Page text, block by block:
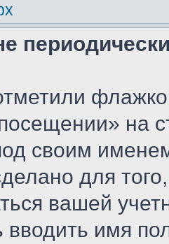
на
своим
для
вашей
вводить имя